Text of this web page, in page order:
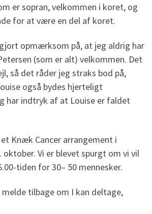
er sopran, velkommen i koret, og
for at være en del af koret.
opmærksom på, at jeg aldrig har
(som er alt) velkommen. Det
så det råder jeg straks bod på,
også bydes hjerteligt
har indtryk af at Louise er faldet
Knæk Cancer arrangement i
oktober. Vi er blevet spurgt om vi vil
tiden for 30– 50 mennesker.
tilbage om I kan deltage,